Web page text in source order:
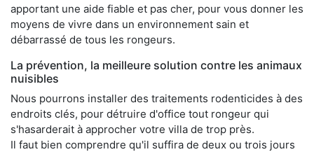
apportant une aide fiable et pas cher, pour vous donner les
moyens de vivre dans un environnement sain et
débarrassé de tous les rongeurs.
La prévention, la meilleure solution contre les animaux
nuisibles
Nous pourrons installer des traitements rodenticides à des
endroits clés, pour détruire d'office tout rongeur qui
s'hasarderait à approcher votre villa de trop près.
Il faut bien comprendre qu'il suffira de deux ou trois jours